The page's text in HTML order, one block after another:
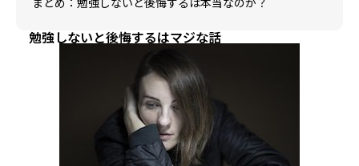
勉強しないと後悔するはマジな話